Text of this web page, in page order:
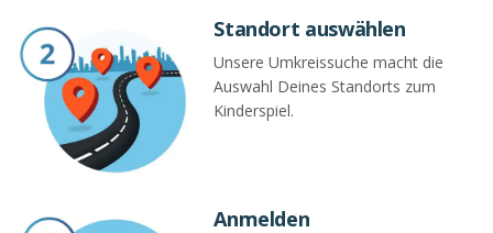
Standort auswählen
Unsere Umkreissuche macht die
Auswahl Deines Standorts zum
Kinderspiel.
Anmelden